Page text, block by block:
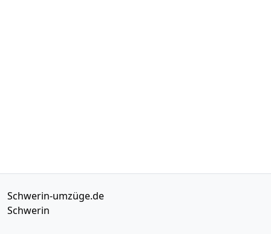
Schwerin-umzüge.de
Schwerin